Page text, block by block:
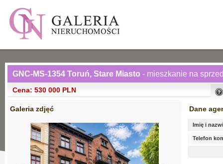
GNC-MS-1354 Toruń, Stare Miasto - mieszkanie na
Cena: 530 000 PLN
Galeria zdjęć Dane
Imię i
Telefon